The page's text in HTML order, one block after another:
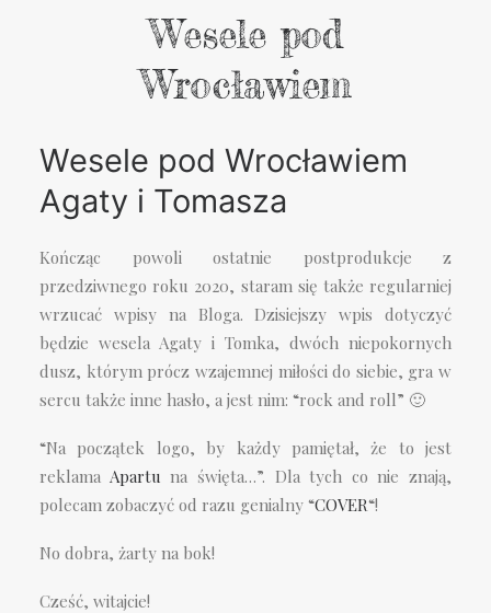
Wesele pod
Wrocławiem
Wesele pod Wrocławiem
Agaty i Tomasza
Kończąc powoli ostatnie postprodukcje z
przedziwnego roku 2020, staram się także regularniej
wrzucać wpisy na Bloga. Dzisiejszy wpis dotyczyć
będzie wesela Agaty i Tomka, dwóch niepokornych
dusz, którym prócz wzajemnej miłości do siebie, gra w
sercu także inne hasło, a jest nim: “rock and roll” 🙂
“Na początek logo, by każdy pamiętał, że to jest
reklama Apartu na święta…”. Dla tych co nie znają,
polecam zobaczyć od razu genialny “COVER“!
No dobra, żarty na bok!
Cześć, witajcie!